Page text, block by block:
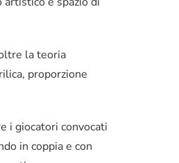
la teoria
proporzione
i giocatori convocati
in coppia e con